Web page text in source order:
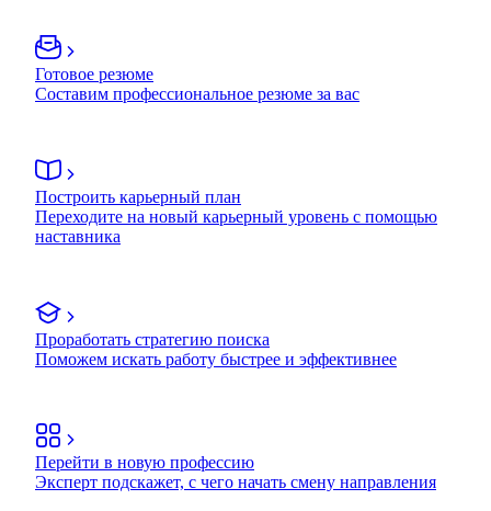
Готовое резюме
Составим профессиональное резюме за вас
Построить карьерный план
Переходите на новый карьерный уровень с помощью
наставника
Проработать стратегию поиска
Поможем искать работу быстрее и эффективнее
Перейти в новую профессию
Эксперт подскажет, с чего начать смену направления